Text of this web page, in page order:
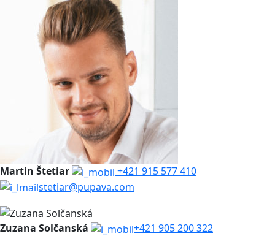
Martin Štetiar
+421 915 577 410
stetiar@pupava.com
Zuzana Solčanská
+421 905 200 322